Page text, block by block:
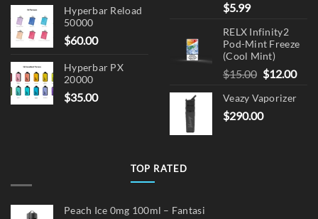
Hyperbar Reload
50000
$60.00
Hyperbar PX
20000
$35.00
$5.99
RELX Infinity2
Pod-Mint Freeze
(Cool Mint)
$15.00 Original
was:
$15.00.
$12.00
Veazy Vaporizer
$290.00
TOP RATED
Peach Ice 0mg 100ml – Fantasi